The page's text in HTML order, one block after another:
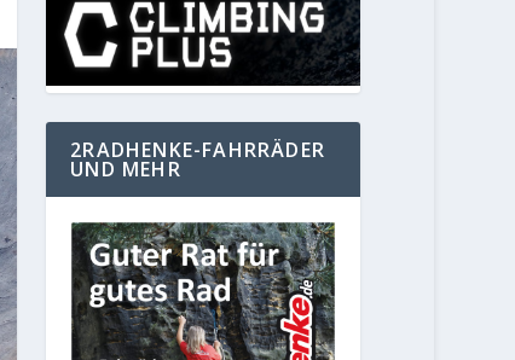
2RADHENKE-FAHRRÄDER
UND MEHR